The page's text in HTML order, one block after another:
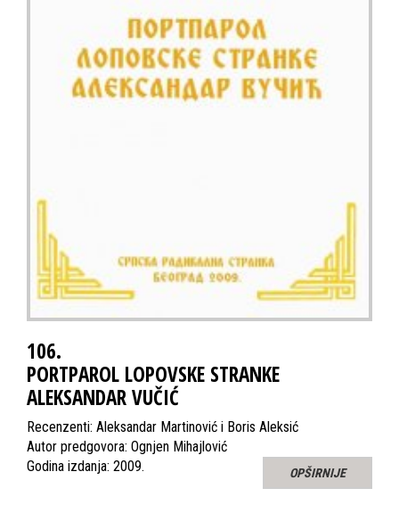
106.
PORTPAROL LOPOVSKE STRANKE
ALEKSANDAR VUČIĆ
Recenzenti: Aleksandar Martinović i Boris Aleksić
Autor predgovora: Ognjen Mihajlović
Godina izdanja: 2009.
OPŠIRNIJE